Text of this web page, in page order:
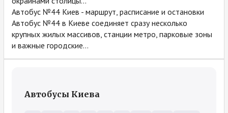
Автобус №44 Киев - маршрут, расписание и остановки
Автобус №44 в Киеве соединяет сразу несколько
крупных жилых массивов, станции метро, парковые зоны
и важные городские...
Автобусы Киева